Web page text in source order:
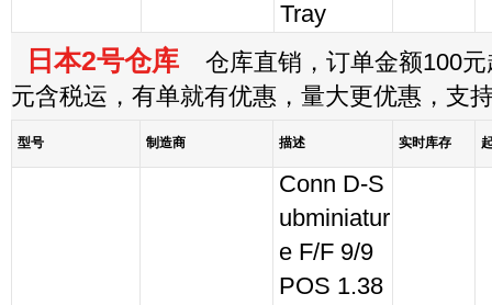
Tray
日本2号仓库 仓库直销，订单金额100元
元含税运，有单就有优惠，量大更优惠，支
型号 制造商 描述 实时库存
Conn D-S
ubminiatur
e F/F 9/9
POS 1.38